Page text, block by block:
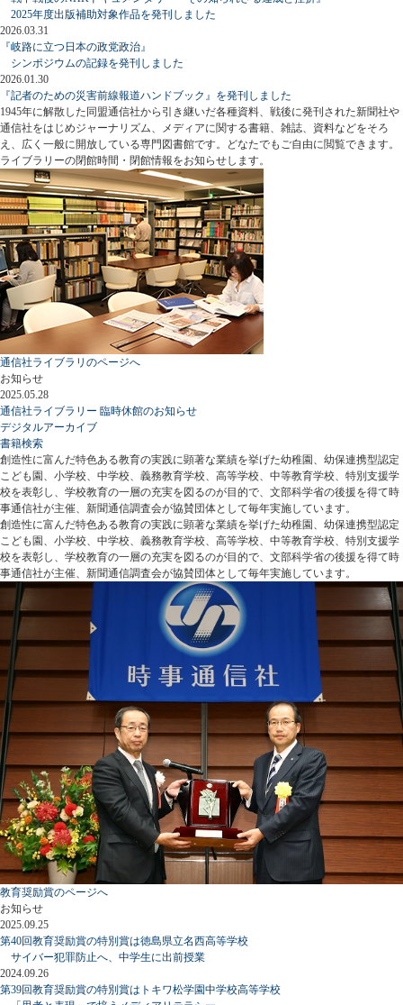
2025年度出版補助対象作品を発刊しました
2026.03.31
『岐路に立つ日本の政党政治』
シンポジウムの記録を発刊しました
2026.01.30
『記者のための災害前線報道ハンドブック』を発刊しました
1945年に解散した同盟通信社から引き継いだ各種資料、戦後に発刊された新聞社や
通信社をはじめジャーナリズム、メディアに関する書籍、雑誌、資料などをそろ
え、広く一般に開放している専門図書館です。どなたでもご自由に閲覧できます。
ライブラリーの閉館時間・閉館情報をお知らせします。
通信社ライブラリのページへ
お知らせ
2025.05.28
通信社ライブラリー 臨時休館のお知らせ
デジタルアーカイブ
書籍検索
創造性に富んだ特色ある教育の実践に顕著な業績を挙げた幼稚園、幼保連携型認定
こども園、小学校、中学校、義務教育学校、高等学校、中等教育学校、特別支援学
校を表彰し、学校教育の一層の充実を図るのが目的で、文部科学省の後援を得て時
事通信社が主催、新聞通信調査会が協賛団体として毎年実施しています。
創造性に富んだ特色ある教育の実践に顕著な業績を挙げた幼稚園、幼保連携型認定
こども園、小学校、中学校、義務教育学校、高等学校、中等教育学校、特別支援学
校を表彰し、学校教育の一層の充実を図るのが目的で、文部科学省の後援を得て時
事通信社が主催、新聞通信調査会が協賛団体として毎年実施しています。
教育奨励賞のページへ
お知らせ
2025.09.25
第40回教育奨励賞の特別賞は徳島県立名西高等学校
サイバー犯罪防止へ、中学生に出前授業
2024.09.26
第39回教育奨励賞の特別賞はトキワ松学園中学校高等学校